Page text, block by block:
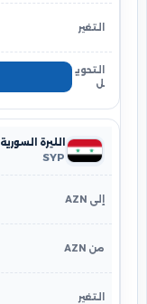
الليرة السورية
SYP